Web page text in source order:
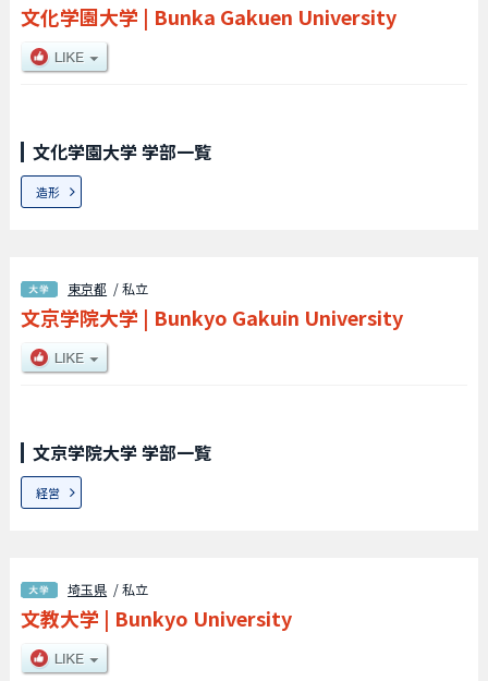
文化学園大学 | Bunka Gakuen University
文化学園大学 学部一覧
造形
東京都 / 私立
文京学院大学 | Bunkyo Gakuin University
文京学院大学 学部一覧
経営
埼玉県 / 私立
文教大学 | Bunkyo University